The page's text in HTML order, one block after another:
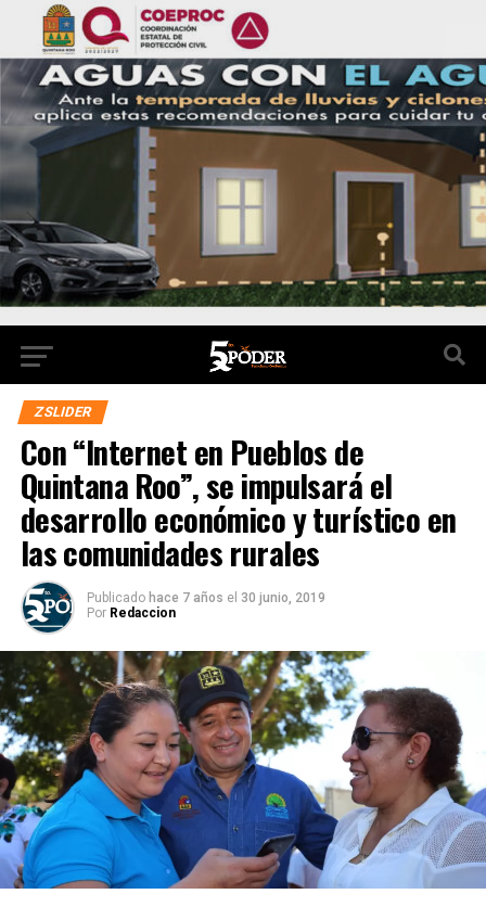
ZSLIDER
Con “Internet en Pueblos de
Quintana Roo”, se impulsará el
desarrollo económico y turístico en
las comunidades rurales
Publicado hace 7 años el 30 junio, 2019
Por Redaccion